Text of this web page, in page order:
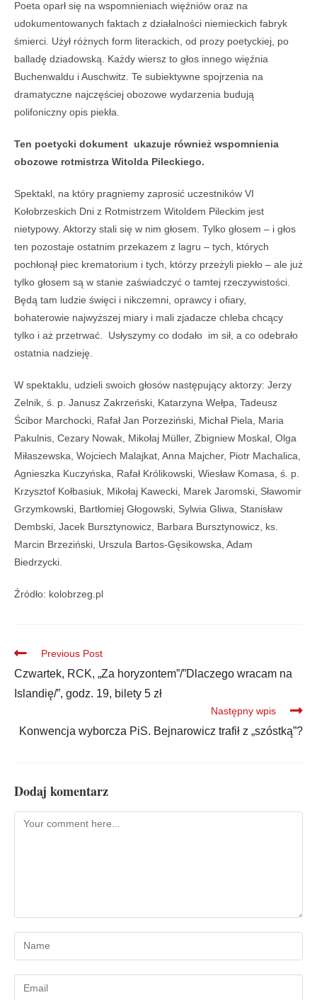
Poeta oparł się na wspomnieniach więźniów oraz na
udokumentowanych faktach z działalności niemieckich fabryk
śmierci. Użył różnych form literackich, od prozy poetyckiej, po
balladę dziadowską. Każdy wiersz to głos innego więźnia
Buchenwaldu i Auschwitz. Te subiektywne spojrzenia na
dramatyczne najczęściej obozowe wydarzenia budują
polifoniczny opis piekła.
Ten poetycki dokument ukazuje również wspomnienia
obozowe rotmistrza Witolda Pileckiego.
Spektakl, na który pragniemy zaprosić uczestników VI
Kołobrzeskich Dni z Rotmistrzem Witoldem Pileckim jest
nietypowy. Aktorzy stali się w nim głosem. Tylko głosem – i głos
ten pozostaje ostatnim przekazem z lagru – tych, których
pochłonął piec krematorium i tych, którzy przeżyli piekło – ale już
tylko głosem są w stanie zaświadczyć o tamtej rzeczywistości.
Będą tam ludzie święci i nikczemni, oprawcy i ofiary,
bohaterowie najwyższej miary i mali zjadacze chleba chcący
tylko i aż przetrwać. Usłyszymy co dodało im sił, a co odebrało
ostatnia nadzieję.
W spektaklu, udzieli swoich głosów następujący aktorzy: Jerzy
Zelnik, ś. p. Janusz Zakrzeński, Katarzyna Wełpa, Tadeusz
Ścibor Marchocki, Rafał Jan Porzeziński, Michał Piela, Maria
Pakulnis, Cezary Nowak, Mikołaj Müller, Zbigniew Moskal, Olga
Miłaszewska, Wojciech Malajkat, Anna Majcher, Piotr Machalica,
Agnieszka Kuczyńska, Rafał Królikowski, Wiesław Komasa, ś. p.
Krzysztof Kołbasiuk, Mikołaj Kawecki, Marek Jaromski, Sławomir
Grzymkowski, Bartłomiej Głogowski, Sylwia Gliwa, Stanisław
Dembski, Jacek Bursztynowicz, Barbara Bursztynowicz, ks.
Marcin Brzeziński, Urszula Bartos-Gęsikowska, Adam
Biedrzycki.
Źródło: kolobrzeg.pl
Previous Post
Czwartek, RCK, „Za horyzontem”/”Dlaczego wracam na
Islandię/”, godz. 19, bilety 5 zł
Następny wpis
Konwencja wyborcza PiS. Bejnarowicz trafił z „szóstką”?
Dodaj komentarz